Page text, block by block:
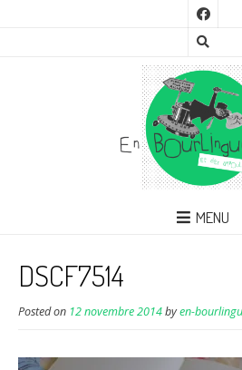
MENU
DSCF7514
Posted on 12 novembre 2014byen-